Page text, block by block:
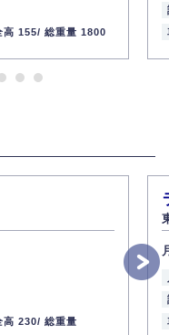
高 155/ 総重量 1800
高 230/ 総重量